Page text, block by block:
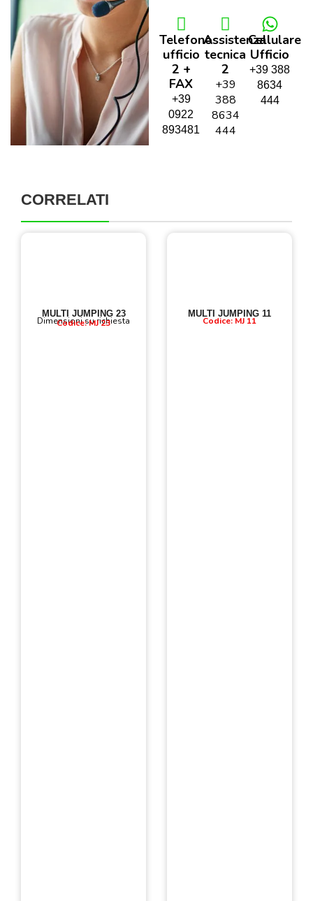
Telefono
ufficio
2 +
FAX
+39
0922
893481
Assistenza
tecnica
2
+39
388
8634
444
Cellulare
Ufficio
+39 388
8634
444
CORRELATI
MULTI JUMPING 23
Dimensioni su richiesta
Codice: MJ 23
MULTI JUMPING 11
Codice: MJ 11